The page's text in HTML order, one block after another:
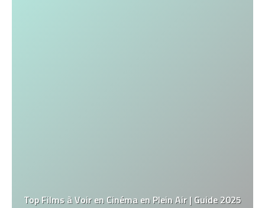
Top Films à Voir en Cinéma en Plein Air | Guide 2025